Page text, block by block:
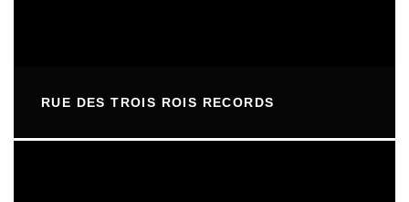
RUE DES TROIS ROIS RECORDS